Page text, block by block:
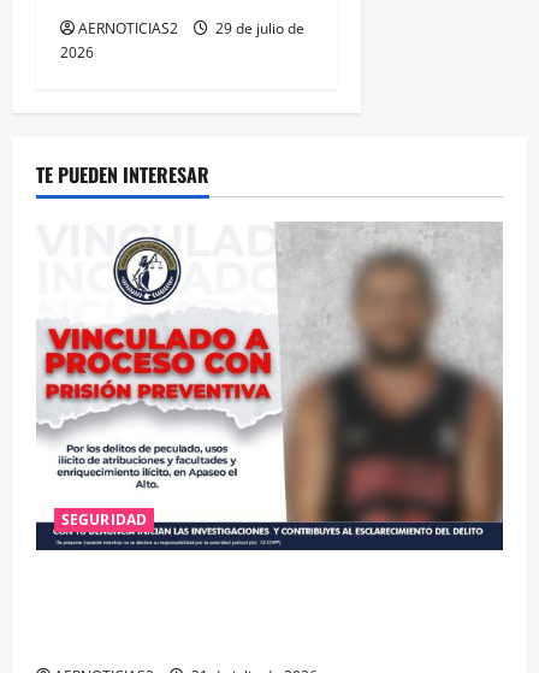
AERNOTICIAS2
29 de julio de
2026
TE PUEDEN INTERESAR
SEGURIDAD